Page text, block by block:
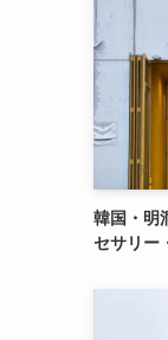
韓国・明
セサリー